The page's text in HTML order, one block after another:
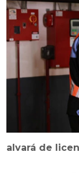
alvará de